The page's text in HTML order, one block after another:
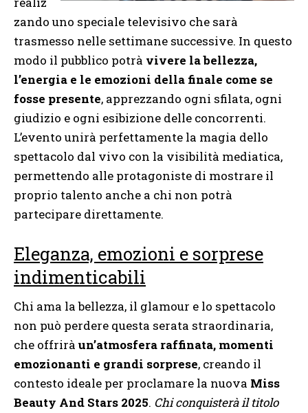
zando uno speciale televisivo che sarà
trasmesso nelle settimane successive. In questo
modo il pubblico potrà vivere la bellezza,
l’energia e le emozioni della finale come se
fosse presente, apprezzando ogni sfilata, ogni
giudizio e ogni esibizione delle concorrenti.
L’evento unirà perfettamente la magia dello
spettacolo dal vivo con la visibilità mediatica,
permettendo alle protagoniste di mostrare il
proprio talento anche a chi non potrà
partecipare direttamente.
Eleganza, emozioni e sorprese
indimenticabili
Chi ama la bellezza, il glamour e lo spettacolo
non può perdere questa serata straordinaria,
che offrirà un’atmosfera raffinata, momenti
emozionanti e grandi sorprese, creando il
contesto ideale per proclamare la nuova Miss
Beauty And Stars 2025. Chi conquisterà il titolo